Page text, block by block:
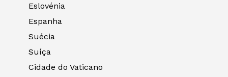
Eslovénia
Espanha
Suécia
Suíça
Cidade do Vaticano